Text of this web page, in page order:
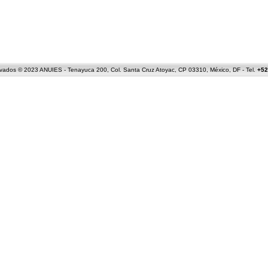
© 2023 ANUIES - Tenayuca 200, Col. Santa Cruz Atoyac, CP 03310, México, DF - Tel.